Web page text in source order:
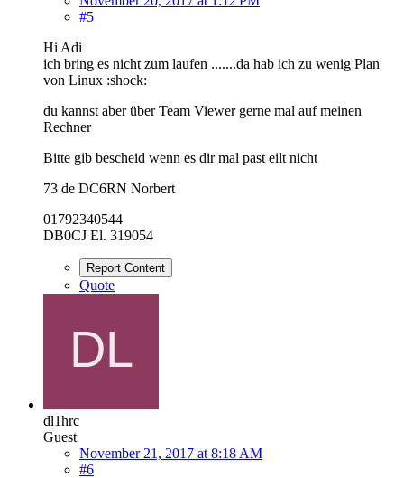
#5
Hi Adi
ich bring es nicht zum laufen .......da hab ich zu wenig Plan
von Linux :shock:
du kannst aber über Team Viewer gerne mal auf meinen
Rechner
Bitte gib bescheid wenn es dir mal past eilt nicht
73 de DC6RN Norbert
01792340544
DB0CJ El. 319054
Report Content
Quote
dl1hrc
Guest
November 21, 2017 at 8:18 AM
#6